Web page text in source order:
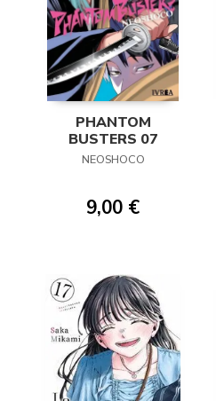
PHANTOM
BUSTERS 07
NEOSHOCO
9,00 €